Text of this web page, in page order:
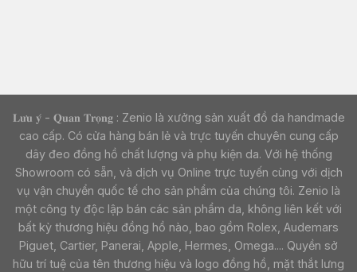
𝐋𝐮̛𝐮 𝐲́ - 𝐐𝐮𝐚𝐧 𝐓𝐫𝐨̣𝐧𝐠 : Zenio là xưởng sản xuất đồ da handmade
cao cấp. Có cửa hàng bán lẻ và trực tuyến chuyên cung cấp
dây đeo đồng hồ chất lượng và phụ kiện da. Với hệ thống
Showroom có sẵn, và dịch vụ Online trực tuyến cùng với dịch
vụ vận chuyển quốc tế cho sản phẩm của chúng tôi. Zenio là
một công ty độc lập bán các sản phẩm da, không liên kết với
bất kỳ thương hiệu đồng hồ nào, bao gồm Rolex, Audemars
Piguet, Cartier, Panerai, Apple, Hermes, Omega.... Quyền sở
hữu trí tuệ của tên thương hiệu và logo đồng hồ, mặt thắt lưng